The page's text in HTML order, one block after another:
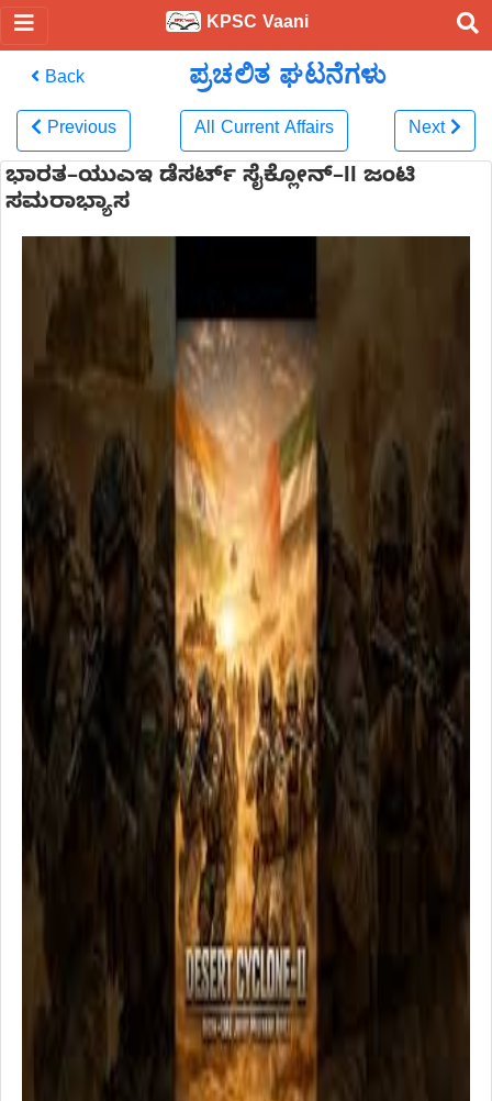
KPSC Vaani
Back ಪ್ರಚಲಿತ ಘಟನೆಗಳು
Previous All Current Affairs Next
ಭಾರತ–ಯುಎಇ ಡೆಸರ್ಟ್ ಸೈಕ್ಲೋನ್–II ಜಂಟಿ
ಸಮರಾಭ್ಯಾಸ